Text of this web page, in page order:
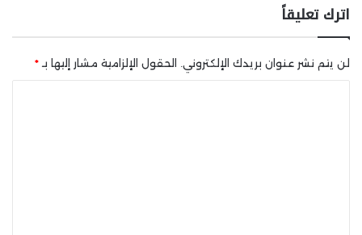
اترك تعليقاً
لن يتم نشر عنوان بريدك الإلكتروني. الحقول الإلزامية مشار إليها بـ*